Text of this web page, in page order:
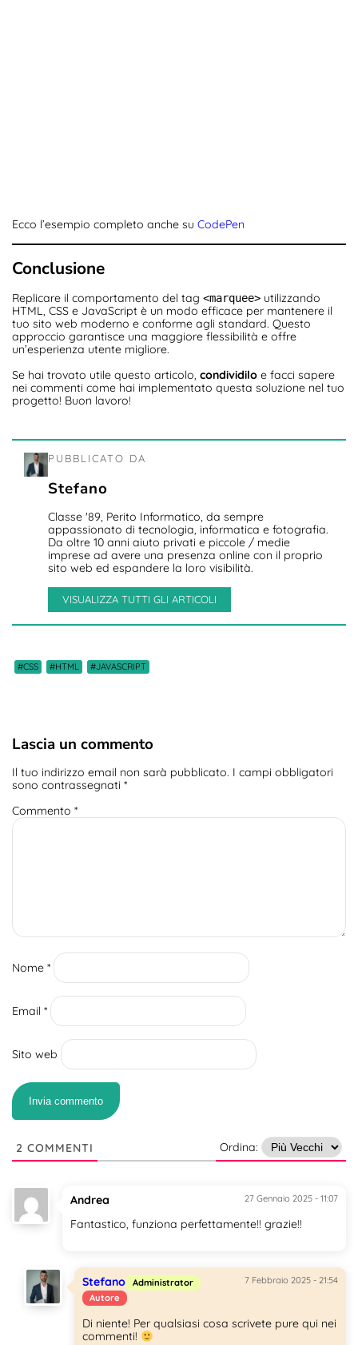
Ecco l’esempio completo anche su CodePen
Conclusione
Replicare il comportamento del tag <marquee> utilizzando
HTML, CSS e JavaScript è un modo efficace per mantenere il
tuo sito web moderno e conforme agli standard. Questo
approccio garantisce una maggiore flessibilità e offre
un’esperienza utente migliore.
Se hai trovato utile questo articolo, condividilo e facci sapere
nei commenti come hai implementato questa soluzione nel tuo
progetto! Buon lavoro!
PUBBLICATO DA
Stefano
Classe '89, Perito Informatico, da sempre
appassionato di tecnologia, informatica e fotografia.
Da oltre 10 anni aiuto privati e piccole / medie
imprese ad avere una presenza online con il proprio
sito web ed espandere la loro visibilità.
VISUALIZZA TUTTI GLI ARTICOLI
#CSS #HTML #JAVASCRIPT
Lascia un commento
Il tuo indirizzo email non sarà pubblicato. I campi obbligatori
sono contrassegnati *
Commento *
Nome *
Email *
Sito web
2 COMMENTI Ordina:
Andrea 27 Gennaio 2025 - 11:07
Fantastico, funziona perfettamente!! grazie!!
Stefano
Administrator
Autore
7 Febbraio 2025 - 21:54
Di niente! Per qualsiasi cosa scrivete pure qui nei
commenti!